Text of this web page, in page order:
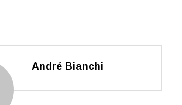
André Bianchi